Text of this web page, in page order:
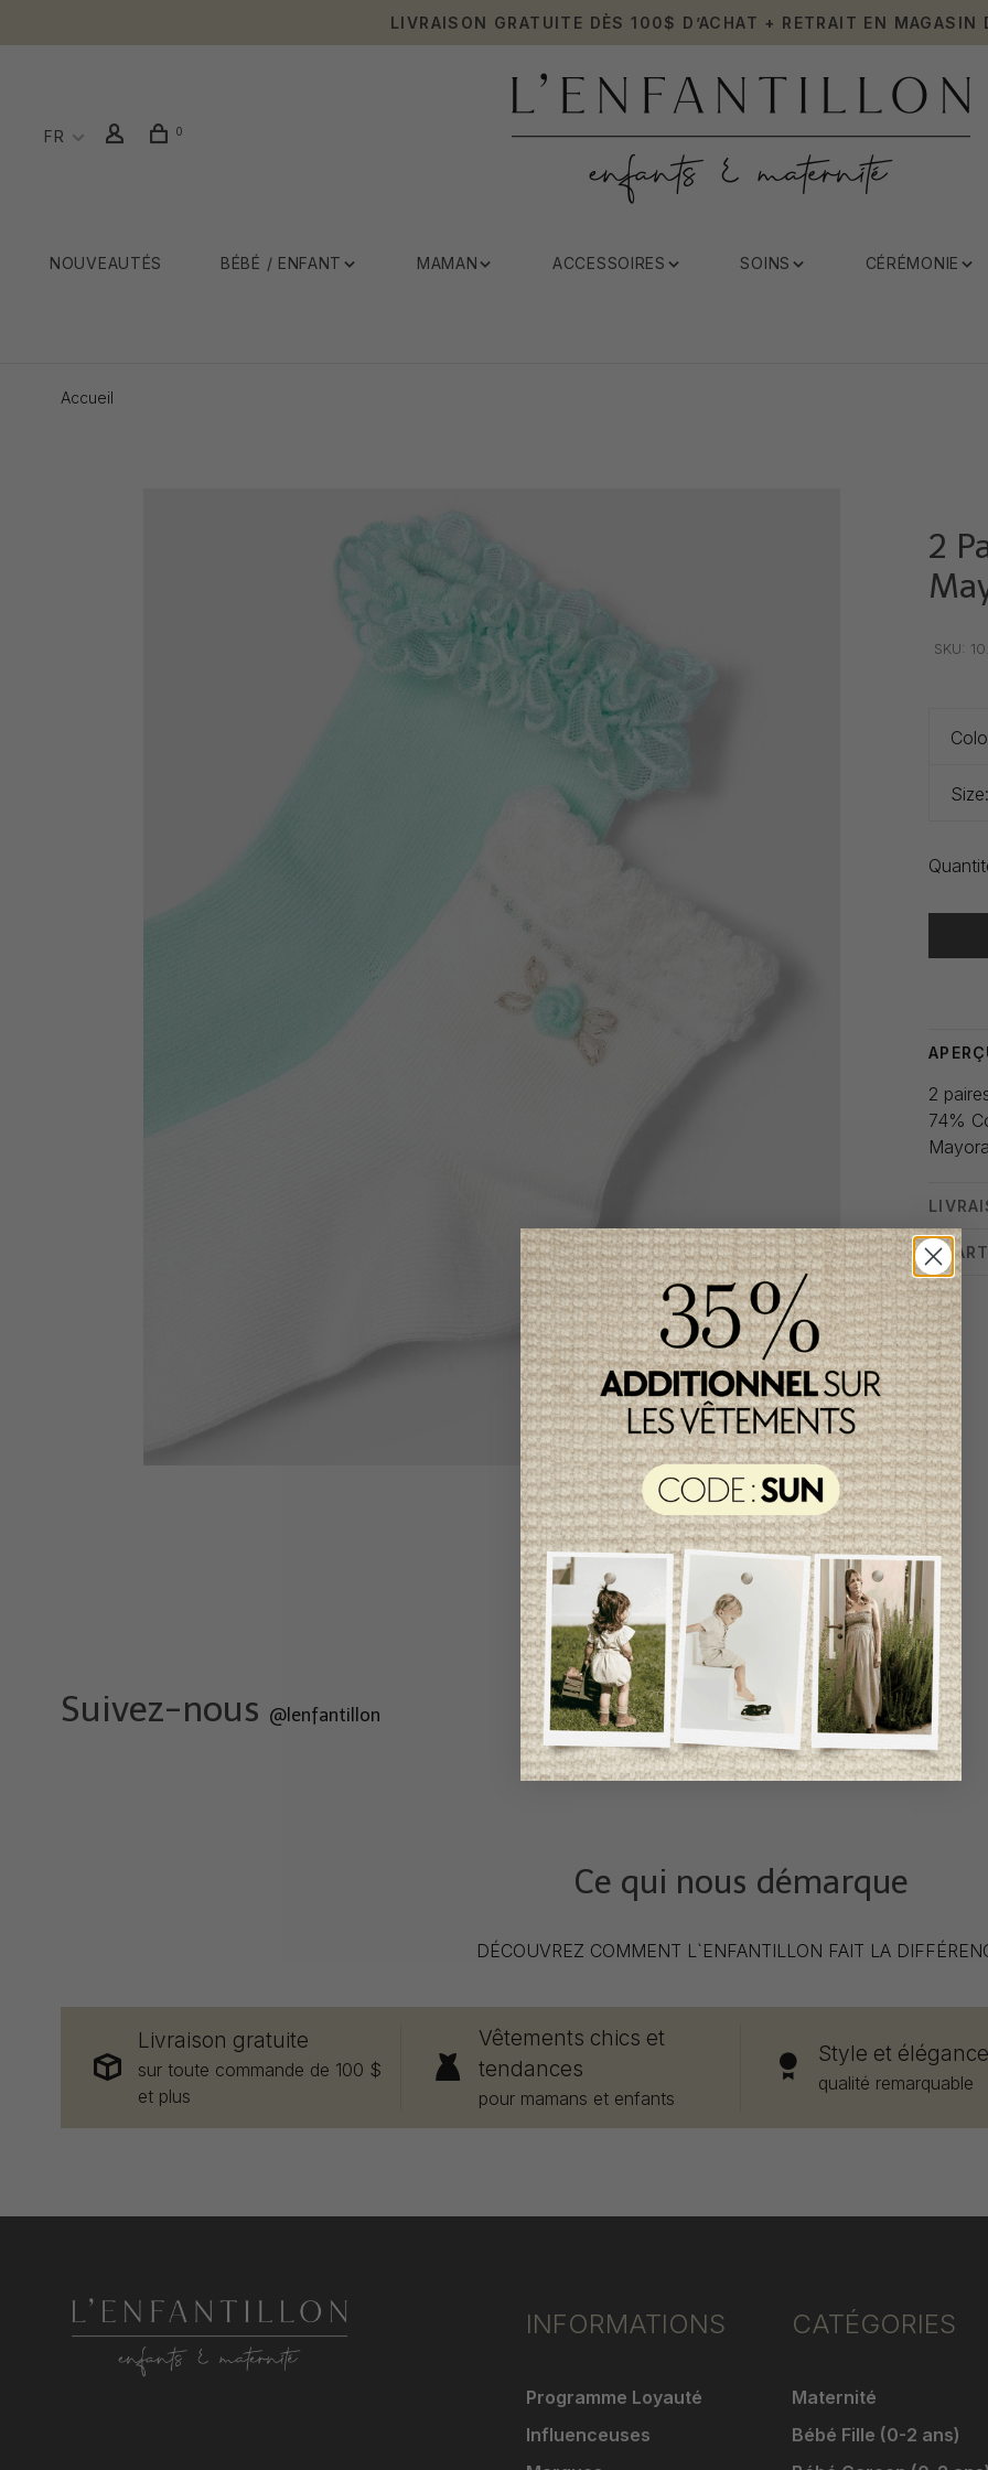
LIVRAISON GRATUITE DÈS 100$ D’ACHAT + RETRAIT EN MAGASIN
FR 0
NOUVEAUTÉS BÉBÉ / ENFANT MAMAN ACCESSOIRES SOINS CÉRÉMONIE
Accueil
2
SKU:
2
74%
Suivez-nous @lenfantillon
Ce qui nous démarque
DÉCOUVREZ COMMENT L`ENFANTILLON FAIT LA
Livraison gratuite
sur toute commande de 100 $
et plus
Vêtements chics et
tendances
pour mamans et enfants
Style et élégance
qualité remarquable
INFORMATIONS
Programme Loyauté
Influenceuses
CATÉGORIES
Maternité
Bébé Fille (0-2 ans)